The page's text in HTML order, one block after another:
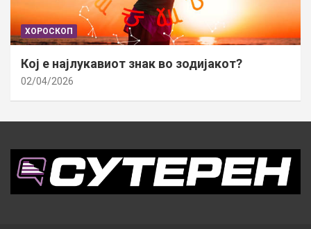
ХОРОСКОП
Кој е најлукавиот знак во зодијакот?
02/04/2026